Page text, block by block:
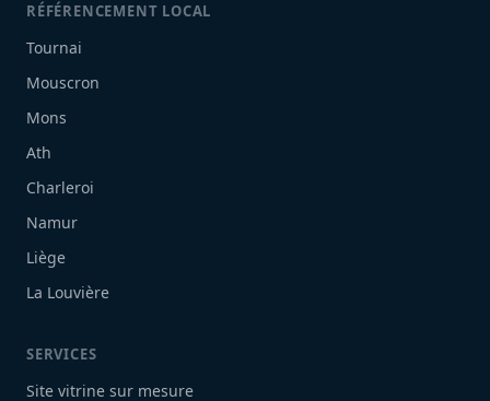
RÉFÉRENCEMENT LOCAL
Tournai
Mouscron
Mons
Ath
Charleroi
Namur
Liège
La Louvière
SERVICES
Site vitrine sur mesure